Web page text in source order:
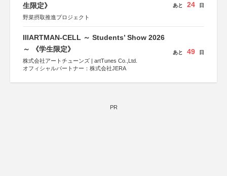
生限定》
野菜摂取推進プロジェクト
あと 24 日
IIIARTMAN-CELL ～ Students’ Show 2026
～ 《学生限定》
株式会社アートチューンズ | artTunes Co.,Ltd.
オフィシャルパートナー：株式会社JERA
あと 49 日
PR